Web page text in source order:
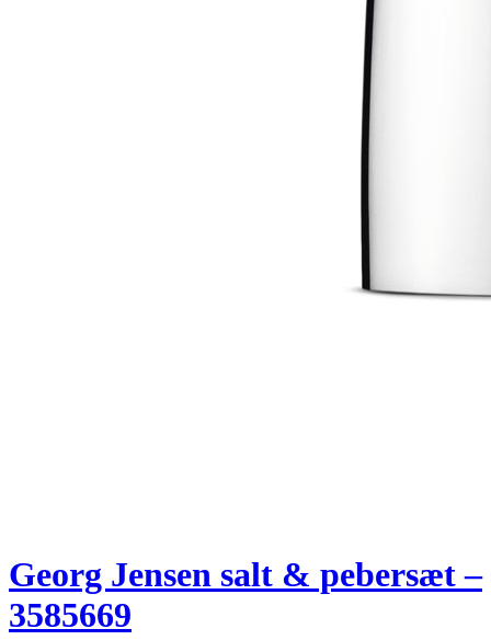
Georg Jensen salt & pebersæt –
3585669